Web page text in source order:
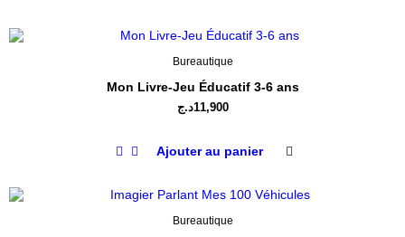
Bureautique
Mon Livre-Jeu Éducatif 3-6 ans
11,900د.ج
Ajouter au panier
Bureautique